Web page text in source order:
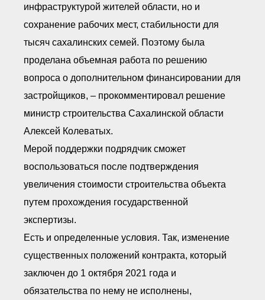
инфраструктурой жителей области, но и
сохранение рабочих мест, стабильности для
тысяч сахалинских семей. Поэтому была
проделана объемная работа по решению
вопроса о дополнительном финансировании для
застройщиков, – прокомментировал решение
министр строительства Сахалинской области
Алексей Колеватых.
Мерой поддержки подрядчик сможет
воспользоваться после подтверждения
увеличения стоимости строительства объекта
путем прохождения государственной
экспертизы.
Есть и определенные условия. Так, изменение
существенных положений контракта, который
заключен до 1 октября 2021 года и
обязательства по нему не исполнены,